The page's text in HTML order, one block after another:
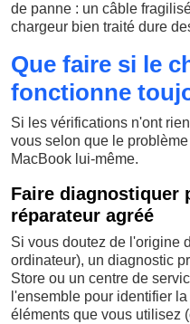
de panne : un câble
chargeur bien traité dure
Que faire si le
fonctionne
Si les vérifications n'ont
vous selon que le
MacBook lui-même.
Faire diagnostiquer
réparateur agréé
Si vous doutez de l'origine
ordinateur), un diagnostic
Store ou un centre de
l'ensemble pour identifier
éléments que vous utilisez